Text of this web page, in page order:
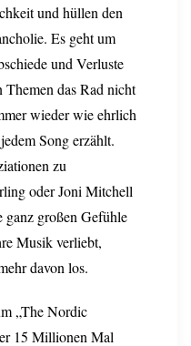
und hüllen den
Es geht um
und Verluste
Themen das Rad nicht
wieder wie ehrlich
Song erzählt.
zu
oder Joni Mitchell
großen Gefühle
Musik verliebt,
davon los.
„The Nordic
15 Millionen Mal